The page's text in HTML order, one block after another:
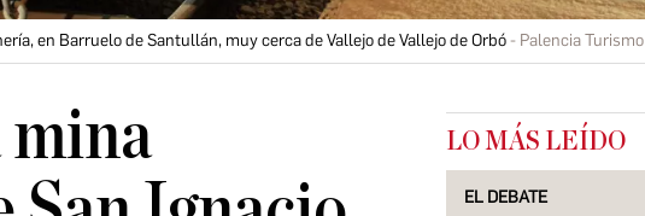
en Barruelo de Santullán, muy cerca de Vallejo de Vallejo de Orbó Palencia Turismo
LO MÁS LEÍDO
EL DEBATE